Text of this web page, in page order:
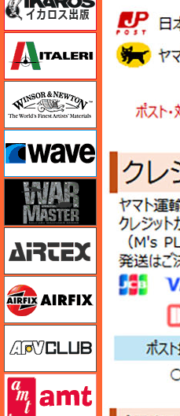
イタレリ
ウォーマスターズ
エアテックス
エアフィックス